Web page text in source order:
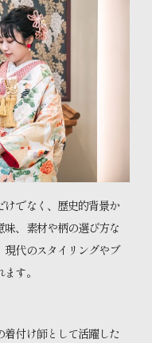
けでなく、歴史的背景か
味、素材や柄の選び方な
現代のスタイリングやブ
す。
付け師として活躍した